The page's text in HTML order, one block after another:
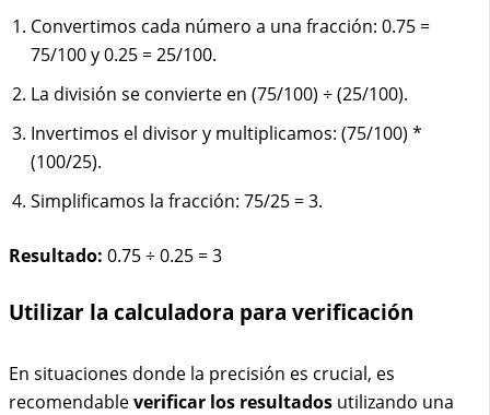
Convertimos cada número a una fracción: 0.75 =
75/100 y 0.25 = 25/100.
La división se convierte en (75/100) ÷ (25/100).
Invertimos el divisor y multiplicamos: (75/100) *
(100/25).
Simplificamos la fracción: 75/25 = 3.
Resultado: 0.75 ÷ 0.25 = 3
Utilizar la calculadora para verificación
En situaciones donde la precisión es crucial, es
recomendableverificar los resultados utilizando una